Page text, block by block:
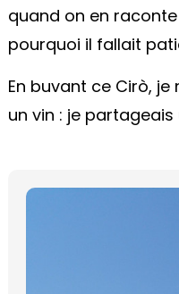
quand on en raconte
pourquoi il fallait
En buvant ce Cirò,
un vin : je